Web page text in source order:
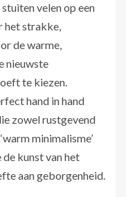
velen op een
het strakke,
de warme,
nieuwste
te kiezen.
hand in hand
zowel rustgevend
minimalisme’
de kunst van het
aan geborgenheid.